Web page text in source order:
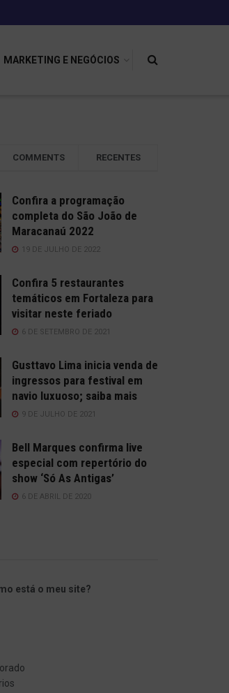
MARKETING E NEGÓCIOS
COMMENTS RECENTES
Confira a programação
completa do São João de
Maracanaú 2022
19 DE JULHO DE 2022
Confira 5 restaurantes
temáticos em Fortaleza para
visitar neste feriado
6 DE SETEMBRO DE 2021
Gusttavo Lima inicia venda de
ingressos para festival em
navio luxuoso; saiba mais
9 DE JULHO DE 2021
Bell Marques confirma live
especial com repertório do
show ‘Só As Antigas’
6 DE ABRIL DE 2020
está o meu site?